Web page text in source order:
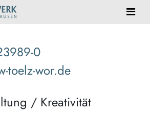
0
toelz-wor.de
/ Kreativität